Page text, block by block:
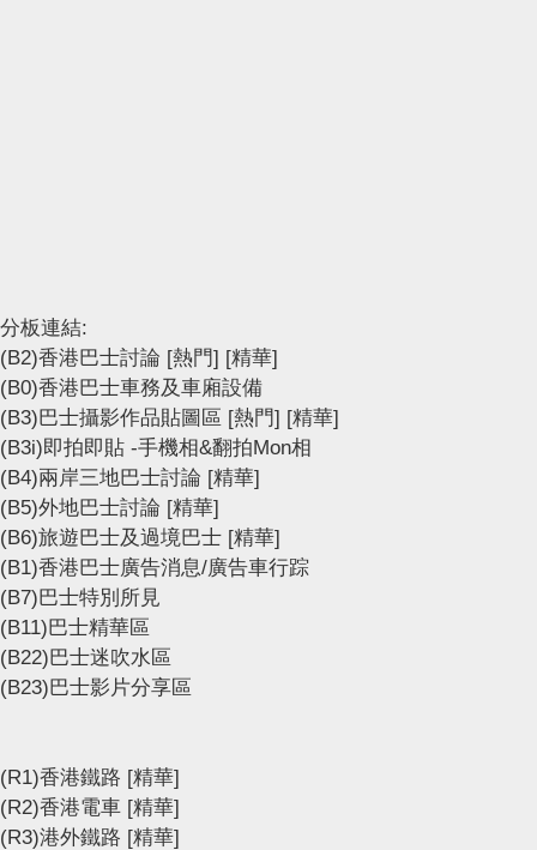
分板連結:
(B2)香港巴士討論 [熱門] [精華]
(B0)香港巴士車務及車廂設備
(B3)巴士攝影作品貼圖區 [熱門] [精華]
(B3i)即拍即貼 -手機相&翻拍Mon相
(B4)兩岸三地巴士討論 [精華]
(B5)外地巴士討論 [精華]
(B6)旅遊巴士及過境巴士 [精華]
(B1)香港巴士廣告消息/廣告車行踪
(B7)巴士特別所見
(B11)巴士精華區
(B22)巴士迷吹水區
(B23)巴士影片分享區
(R1)香港鐵路 [精華]
(R2)香港電車 [精華]
(R3)港外鐵路 [精華]